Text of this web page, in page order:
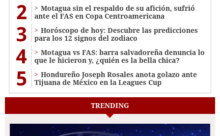
2
Motagua sin el respaldo de su afición, sufrió
ante el FAS en Copa Centroamericana
3
Horóscopo de hoy: Descubre las predicciones
para los 12 signos del zodiaco
4
Motagua vs FAS: barra salvadoreña denuncia lo
que le hicieron y, ¿quién es la bella chica?
5
Hondureño Joseph Rosales anota golazo ante
Tijuana de México en la Leagues Cup
TRENDING